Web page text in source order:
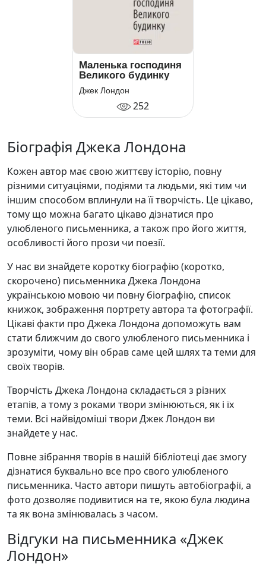
Маленька господиня
Великого будинку
Джек Лондон
252
Біографія Джека Лондона
Кожен автор має свою життєву історію, повну
різними ситуаціями, подіями та людьми, які тим чи
іншим способом вплинули на її творчість. Це цікаво,
тому що можна багато цікаво дізнатися про
улюбленого письменника, а також про його життя,
особливості його прози чи поезії.
У нас ви знайдете коротку біографію (коротко,
скорочено) письменника Джека Лондона
українською мовою чи повну біографію, список
книжок, зображення портрету автора та фотографії.
Цікаві факти про Джека Лондона допоможуть вам
стати ближчим до свого улюбленого письменника і
зрозуміти, чому він обрав саме цей шлях та теми для
своїх творів.
Творчість Джека Лондона складається з різних
етапів, а тому з роками твори змінюються, як і їх
теми. Всі найвідоміші твори Джек Лондон ви
знайдете у нас.
Повне зібрання творів в нашій бібліотеці дає змогу
дізнатися буквально все про свого улюбленого
письменника. Часто автори пишуть автобіографії, а
фото дозволяє подивитися на те, якою була людина
та як вона змінювалась з часом.
Відгуки на письменника «Джек
Лондон»